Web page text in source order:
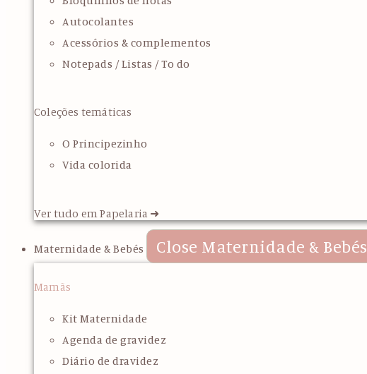
Autocolantes
Acessórios & complementos
Notepads / Listas / To do
Coleções temáticas
O Principezinho
Vida colorida
Ver tudo em Papelaria ➜
Maternidade & Bebés Close Maternidade & Bebés
Mamãs
Kit Maternidade
Agenda de gravidez
Diário de dravidez